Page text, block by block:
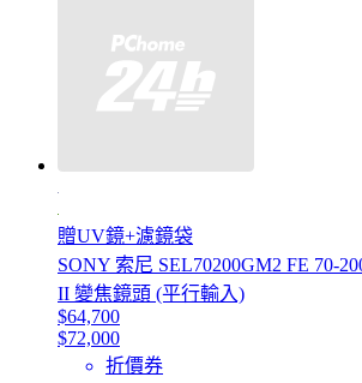
贈UV鏡+濾鏡袋
SONY 索尼 SEL70200GM2 FE 70-
II 變焦鏡頭 (平行輸入)
$64,700
$72,000
折價券